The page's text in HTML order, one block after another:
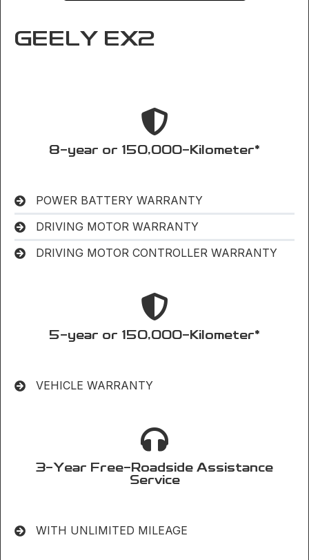
GEELY EX2
8-year or 150,000-Kilometer*
POWER BATTERY WARRANTY
DRIVING MOTOR WARRANTY
DRIVING MOTOR CONTROLLER WARRANTY
5-year or 150,000-Kilometer*
VEHICLE WARRANTY
3-Year Free-Roadside Assistance
Service
WITH UNLIMITED MILEAGE